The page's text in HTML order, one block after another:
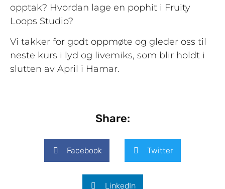
opptak? Hvordan lage en pophit i Fruity
Loops Studio?
Vi takker for godt oppmøte og gleder oss til
neste kurs i lyd og livemiks, som blir holdt i
slutten av April i Hamar.
Share:
Facebook Twitter
LinkedIn